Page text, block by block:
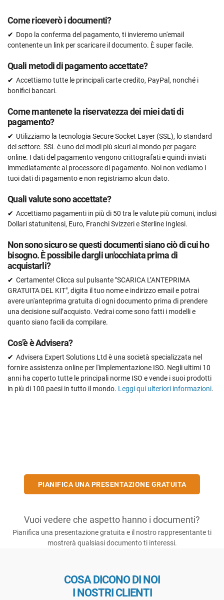
Come riceverò i documenti?
Dopo la conferma del pagamento, ti invieremo un'email
contenente un link per scaricare il documento. È super facile.
Quali metodi di pagamento accettate?
Accettiamo tutte le principali carte credito, PayPal, nonché i
bonifici bancari.
Come mantenete la riservatezza dei miei dati di
pagamento?
Utilizziamo la tecnologia Secure Socket Layer (SSL), lo standard
del settore. SSL è uno dei modi più sicuri al mondo per pagare
online. I dati del pagamento vengono crittografati e quindi inviati
immediatamente al processore di pagamento. Noi non vediamo i
tuoi dati di pagamento e non registriamo alcun dato.
Quali valute sono accettate?
Accettiamo pagamenti in più di 50 tra le valute più comuni, inclusi
Dollari statunitensi, Euro, Franchi Svizzeri e Sterline Inglesi.
Non sono sicuro se questi documenti siano ciò di cui ho
bisogno. È possibile dargli un'occhiata prima di
acquistarli?
Certamente! Clicca sul pulsante "SCARICA L’ANTEPRIMA
GRATUITA DEL KIT", digita il tuo nome e indirizzo email e potrai
avere un'anteprima gratuita di ogni documento prima di prendere
una decisione sull’acquisto. Vedrai come sono fatti i modelli e
quanto siano facili da compilare.
Cos’è è Advisera?
Advisera Expert Solutions Ltd è una società specializzata nel
fornire assistenza online per l'implementazione ISO. Negli ultimi 10
anni ha coperto tutte le principali norme ISO e vende i suoi prodotti
in più di 100 paesi in tutto il mondo. Leggi qui ulteriori informazioni.
PIANIFICA UNA PRESENTAZIONE GRATUITA
Vuoi vedere che aspetto hanno i documenti?
Pianifica una presentazione gratuita e il nostro rappresentante ti
mostrerà qualsiasi documento ti interessi.
COSA DICONO DI NOI
I NOSTRI CLIENTI